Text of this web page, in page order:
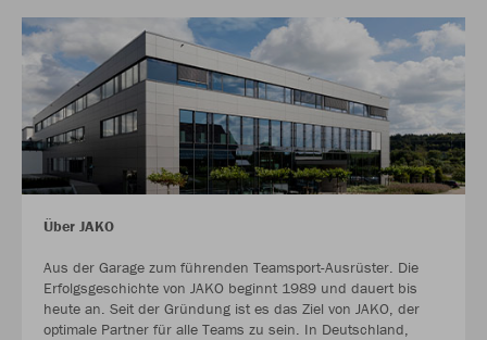
Über JAKO
Aus der Garage zum führenden Teamsport-Ausrüster. Die
Erfolgsgeschichte von JAKO beginnt 1989 und dauert bis
heute an. Seit der Gründung ist es das Ziel von JAKO, der
optimale Partner für alle Teams zu sein. In Deutschland,